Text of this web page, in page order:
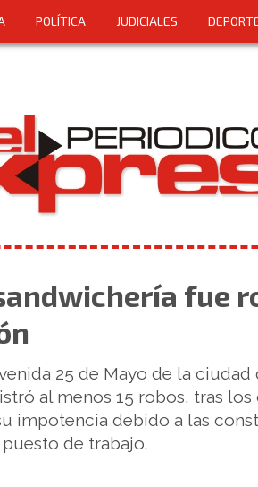
POLÍTICA JUDICIALES
fue
25 de Mayo de la ciudad
al menos 15 robos, tras los
impotencia debido a las
de trabajo.